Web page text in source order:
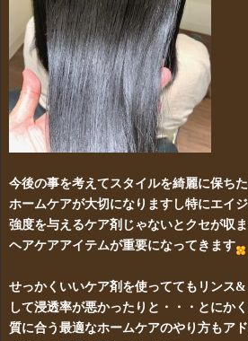
今後の事を考えてスタイルを綺麗に保ち
ホームケアが大切になりますし特にエイ
強度を与えるケア剤じゃないとクセが収
ヘアケアアイテムが重要になってきます
せっかくいいケア剤を使っててもリンス
して浸透率が悪かったりと・・・とにか
質に合う最適なホームケアのやり方もア